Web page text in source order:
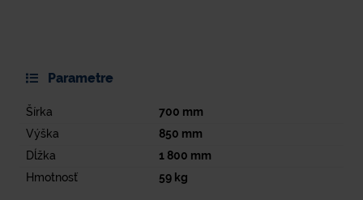
Parametre
Šírka 700 mm
Výška
850 mm
Dĺžka
1 800 mm
Hmotnosť
59kg